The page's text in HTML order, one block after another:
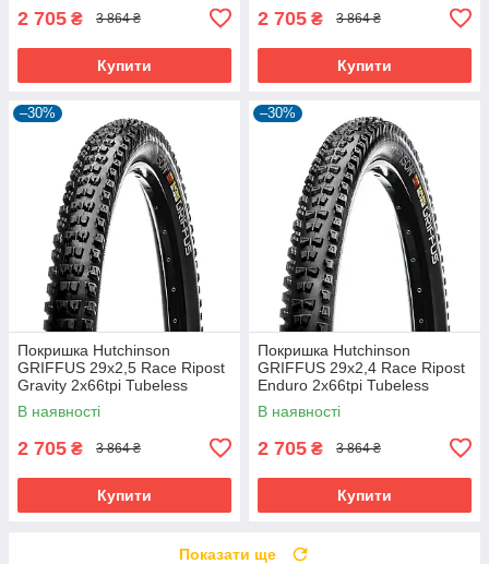
2 705 ₴ 3 864 ₴
Купити
2 705 ₴ 3 864 ₴
Купити
–30%
Покришка Hutchinson
GRIFFUS 29х2,5 Race Ripost
Gravity 2x66tpi Tubeless
Ready Складана Black
В наявності
2 705 ₴ 3 864 ₴
Купити
–30%
Покришка Hutchinson
GRIFFUS 29х2,4 Race Ripost
Enduro 2x66tpi Tubeless
Ready Складана Black
В наявності
2 705 ₴ 3 864 ₴
Купити
Показати ще